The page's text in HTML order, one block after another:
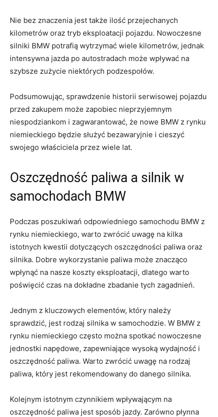
Nie bez znaczenia jest także‍ ilość przejechanych
kilometrów oraz‍ tryb eksploatacji pojazdu. Nowoczesne
silniki BMW potrafią wytrzymać wiele kilometrów, jednak
intensywna jazda po autostradach⁤ może wpływać na
szybsze zużycie niektórych podzespołów.
Podsumowując, sprawdzenie historii⁤ serwisowej pojazdu
przed zakupem może zapobiec nieprzyjemnym
niespodziankom i zagwarantować,⁤ że nowe BMW z rynku
niemieckiego będzie służyć bezawaryjnie⁣ i cieszyć
swojego właściciela przez wiele lat.
Oszczędność ​paliwa a silnik w
samochodach BMW
Podczas ​poszukiwań odpowiedniego samochodu BMW z
rynku niemieckiego, warto zwrócić uwagę⁤ na kilka
istotnych kwestii dotyczących oszczędności paliwa oraz
‍silnika. Dobre wykorzystanie paliwa może znacząco
wpłynąć na nasze koszty eksploatacji, dlatego warto
poświęcić czas na dokładne zbadanie ⁢tych zagadnień.
Jednym z kluczowych elementów, który należy
sprawdzić, jest rodzaj silnika w ⁤samochodzie. W BMW z‌
rynku niemieckiego często można spotkać nowoczesne
jednostki napędowe,⁣ zapewniające wysoką wydajność i
oszczędność paliwa. Warto zwrócić uwagę na rodzaj
paliwa, który jest rekomendowany ⁣do danego silnika.
Kolejnym‍ istotnym ‍czynnikiem wpływającym na
oszczędność paliwa​ jest sposób⁣ jazdy. ⁢Zarówno płynna